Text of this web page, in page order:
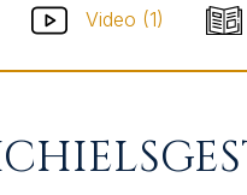
Video (1)